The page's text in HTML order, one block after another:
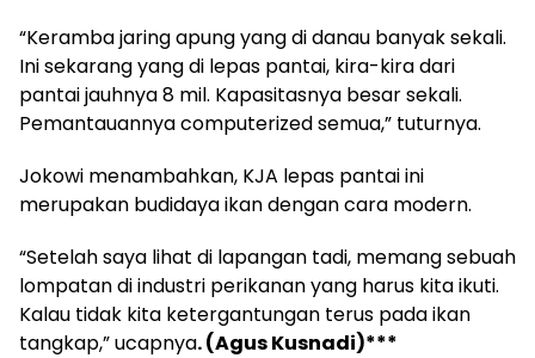
“Keramba jaring apung yang di danau banyak sekali.
Ini sekarang yang di lepas pantai, kira-kira dari
pantai jauhnya 8 mil. Kapasitasnya besar sekali.
Pemantauannya computerized semua,” tuturnya.
Jokowi menambahkan, KJA lepas pantai ini
merupakan budidaya ikan dengan cara modern.
“Setelah saya lihat di lapangan tadi, memang sebuah
lompatan di industri perikanan yang harus kita ikuti.
Kalau tidak kita ketergantungan terus pada ikan
tangkap,” ucapnya. (Agus Kusnadi)***